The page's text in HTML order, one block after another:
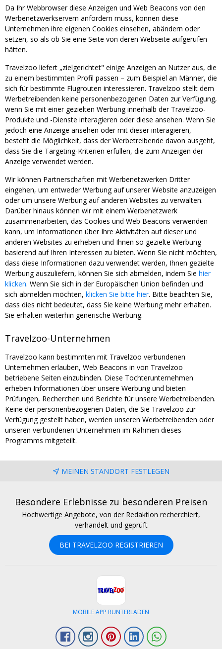
Da Ihr Webbrowser diese Anzeigen und Web Beacons von den
Werbenetzwerkservern anfordern muss, können diese
Unternehmen ihre eigenen Cookies einsehen, abändern oder
setzen, so als ob Sie eine Seite von deren Webseite aufgerufen
hätten.
Travelzoo liefert „zielgerichtet" einige Anzeigen an Nutzer aus, die
zu einem bestimmten Profil passen – zum Beispiel an Männer, die
sich für bestimmte Flugrouten interessieren. Travelzoo stellt dem
Werbetreibenden keine personenbezogenen Daten zur Verfügung,
wenn Sie mit einer gezielten Werbung innerhalb der Travelzoo-
Produkte und -Dienste interagieren oder diese ansehen. Wenn Sie
jedoch eine Anzeige ansehen oder mit dieser interagieren,
besteht die Möglichkeit, dass der Werbetreibende davon ausgeht,
dass Sie die Targeting-Kriterien erfüllen, die zum Anzeigen der
Anzeige verwendet werden.
Wir können Partnerschaften mit Werbenetzwerken Dritter
eingehen, um entweder Werbung auf unserer Website anzuzeigen
oder um unsere Werbung auf anderen Websites zu verwalten.
Darüber hinaus können wir mit einem Werbenetzwerk
zusammenarbeiten, das Cookies und Web Beacons verwenden
kann, um Informationen über Ihre Aktivitäten auf dieser und
anderen Websites zu erheben und Ihnen so gezielte Werbung
basierend auf Ihren Interessen zu bieten. Wenn Sie nicht möchten,
dass diese Informationen dazu verwendet werden, Ihnen gezielte
Werbung auszuliefern, können Sie sich abmelden, indem Sie hier
klicken. Wenn Sie sich in der Europäischen Union befinden und
sich abmelden möchten, klicken Sie bitte hier. Bitte beachten Sie,
dass dies nicht bedeutet, dass Sie keine Werbung mehr erhalten.
Sie erhalten weiterhin generische Werbung.
Travelzoo-Unternehmen
Travelzoo kann bestimmten mit Travelzoo verbundenen
Unternehmen erlauben, Web Beacons in von Travelzoo
betriebene Seiten einzubinden. Diese Tochterunternehmen
erheben Informationen über unsere Werbung und bieten
Prüfungen, Recherchen und Berichte für unsere Werbetreibenden.
Keine der personenbezogenen Daten, die Sie Travelzoo zur
Verfügung gestellt haben, werden unseren Werbetreibenden oder
unseren verbundenen Unternehmen im Rahmen dieses
Programms mitgeteilt.
MEINEN STANDORT FESTLEGEN
Besondere Erlebnisse zu besonderen Preisen
Hochwertige Angebote, von der Redaktion recherchiert,
verhandelt und geprüft
BEI TRAVELZOO REGISTRIEREN
MOBILE APP RUNTERLADEN
FacebookInstagramPinterestLinkedIn